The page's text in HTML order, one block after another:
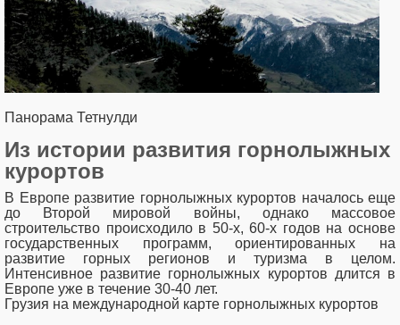
Панорама Тетнулди
Из истории развития горнолыжных
курортов
В Европе развитие горнолыжных курортов началось еще
до Второй мировой войны, однако массовое
строительство происходило в 50-х, 60-х годов на основе
государственных программ, ориентированных на
развитие горных регионов и туризма в целом.
Интенсивное развитие горнолыжных курортов длится в
Европе уже в течение 30-40 лет.
Грузия на международной карте горнолыжных курортов